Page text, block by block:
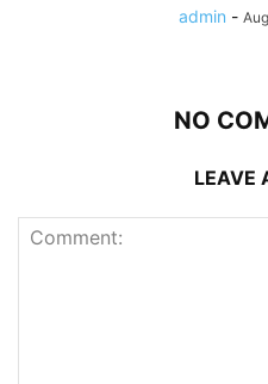
admin -
NO
LEAVE